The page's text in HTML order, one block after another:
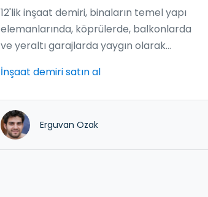
12'lik inşaat demiri, binaların temel yapı
elemanlarında, köprülerde, balkonlarda
ve yeraltı garajlarda yaygın olarak
etkinliği nedeniyle Türkiye'de en tercih
İnşaat demiri satın al
Erguvan Ozak